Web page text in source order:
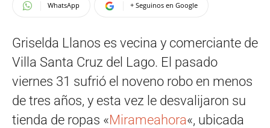
WhatsApp + Seguinos en Google
Griselda Llanos es vecina y comerciante de
Villa Santa Cruz del Lago. El pasado
viernes 31 sufrió el noveno robo en menos
de tres años, y esta vez le desvalijaron su
tienda de ropas «Mirameahora«, ubicada